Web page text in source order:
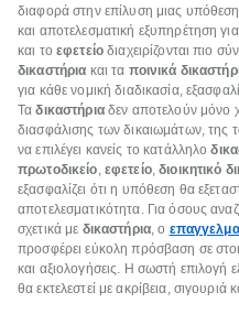
διαφορά στην επίλυση μιας
και αποτελεσματική εξυπηρέτηση
και το εφετείοδιαχειρίζονται πιο
δικαστήρια και τα ποινικά
για κάθε νομική διαδικασία,
Ταδικαστήριαδεν αποτελούν μόνο
διασφάλισης των δικαιωμάτων, της
να επιλέγει κανείς το κατάλληλο
πρωτοδικείο, εφετείο,διοικητικό
εξασφαλίζει ότι η υπόθεση θα
αποτελεσματικότητα. Για όσους
σχετικά με δικαστήρια, ο
προσφέρει εύκολη πρόσβαση σε
και αξιολογήσεις. Η σωστή επιλογή
θα εκτελεστεί με ακρίβεια, σιγουριά